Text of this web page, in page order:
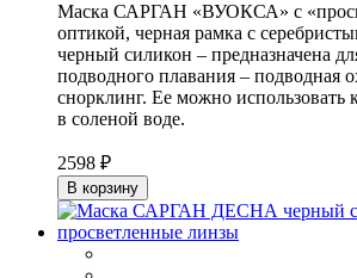
Маска САРГАН «ВУОКСА» с
оптикой, черная рамка с
черный силикон – предназначена
подводного плавания – подводная
снорклинг. Ее можно использовать
в соленой воде.
2598 ₽
В корзину